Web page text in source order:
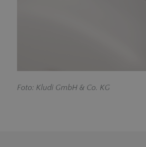
Foto: Kludi GmbH & Co. KG